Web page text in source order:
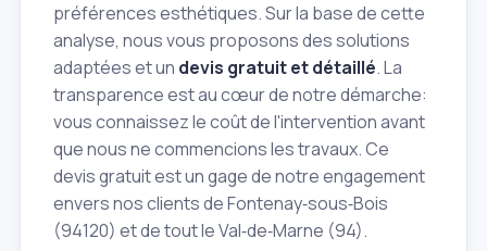
préférences esthétiques. Sur la base de cette
analyse, nous vous proposons des solutions
adaptées et un devis gratuit et détaillé. La
transparence est au cœur de notre démarche:
vous connaissez le coût de l'intervention avant
que nous ne commencions les travaux. Ce
devis gratuit est un gage de notre engagement
envers nos clients de Fontenay‑sous‑Bois
(94120) et de tout le Val‑de‑Marne (94).